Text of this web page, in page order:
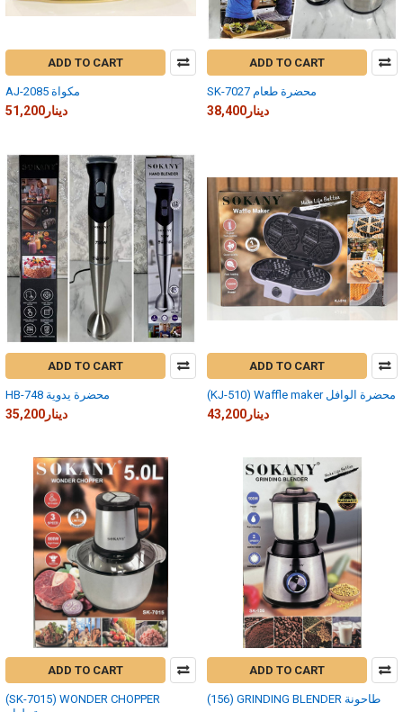
ADD TO CART
AJ-2085 مكواة
51,200دينار
ADD TO CART
SK-7027 محضرة طعام
38,400دينار
ADD TO CART
HB-748 محضرة يدوية
35,200دينار
ADD TO CART
(KJ-510) Waffle maker محضرة الوافل
43,200دينار
ADD TO CART
(SK-7015) WONDER CHOPPER
ADD TO CART
(156) GRINDING BLENDER طاحونة